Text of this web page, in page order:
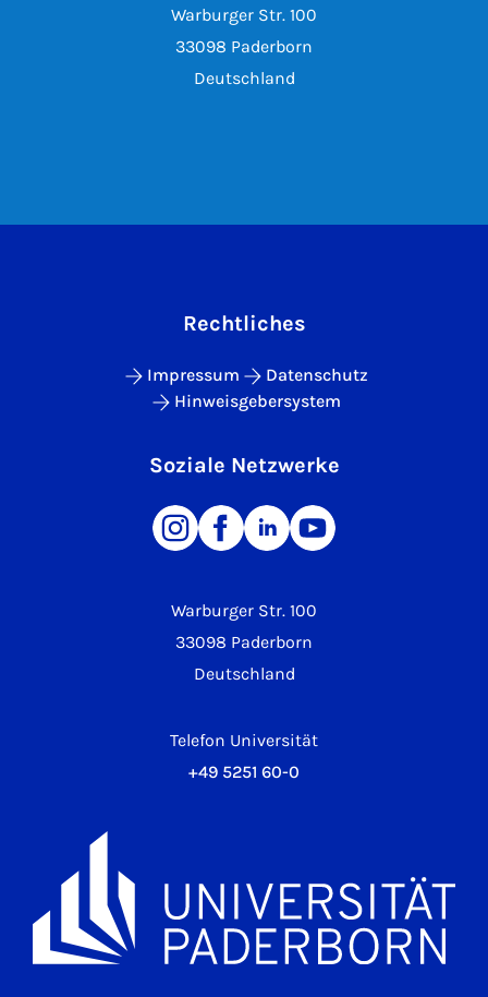
Warburger Str. 100
33098 Paderborn
Deutschland
Warburger Str. 100
33098 Paderborn
Deutschland
Telefon Universität
+49 5251 60-0
Rechtliches
Impressum
Datenschutz
Hinweisgebersystem
Soziale Netzwerke